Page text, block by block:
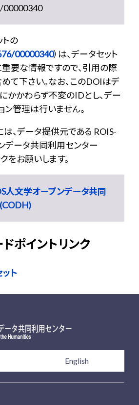
00000340
トの
00000340）は、データセット
要な情報ですので、引用の際
て下さい。なお、このDOIはデ
かかわらず不変のIDとし、デー
ン管理は行いません。
、データ提供元である ROIS-
データ共同利用センター
をお願いします。
人文学オープンデータ共同
ポイントリンク
ト
English